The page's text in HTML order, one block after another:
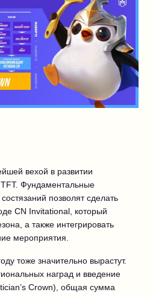
вехой в развитии
Фундаментальные
позволят сделать
CN Invitational, который
а также интегрировать
мероприятия.
тоже значительно вырастут.
наград и введение
Crown), общая сумма